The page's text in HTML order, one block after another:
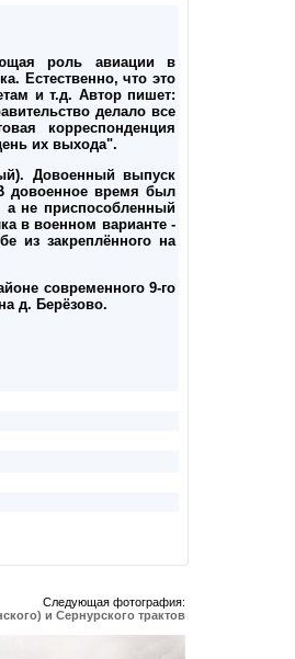
роль авиации в
Естественно, что это
и т.д. Автор пишет:
делало все
корреспонденция
их выхода".
Довоенный выпуск
довоенное время был
а не приспособленный
в военном варианте -
из закреплённого на
современного 9-го
д. Берёзово.
Следующая фотография:
и Сернурского трактов